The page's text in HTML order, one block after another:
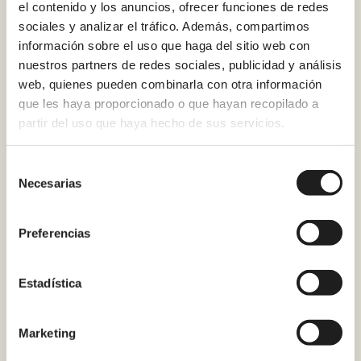
el contenido y los anuncios, ofrecer funciones de redes
sociales y analizar el tráfico. Además, compartimos
información sobre el uso que haga del sitio web con
nuestros partners de redes sociales, publicidad y análisis
web, quienes pueden combinarla con otra información
que les haya proporcionado o que hayan recopilado a
partir del uso que haya hecho de sus servicios.
Necesarias
Preferencias
Estadística
Marketing
¿Se puede financiar
el cambio de bañera
por ducha en Madrid?
¿Qué garantía ofrece
cambiar una bañera
por ducha?
¿Es posible ganar
baño solo con este